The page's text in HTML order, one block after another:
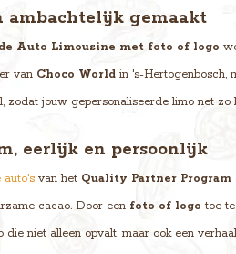
ambachtelijk gemaakt
Auto Limousine met foto of logo
van Choco World in 's-Hertogenbosch,
zodat jouw gepersonaliseerde limo net
eerlijk en persoonlijk
auto's van het Quality Partner Program
cacao. Door een foto of logo toe
die niet alleen opvalt, maar ook een